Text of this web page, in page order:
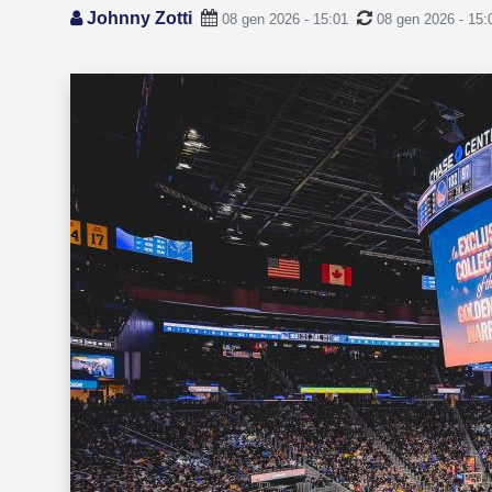
Johnny Zotti 08 gen 2026 - 15:01 08 gen 2026 -